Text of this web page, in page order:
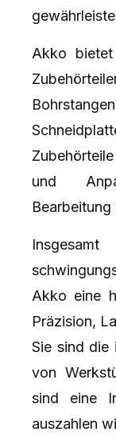
Akko
und
Akko eine
Präzision,
Sie sind die
von
sind eine
auszahlen